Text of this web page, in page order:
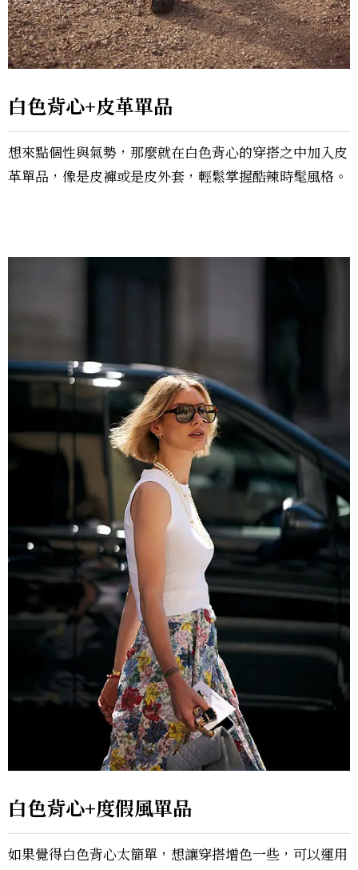
白色背心+皮革單品
想來點個性與氣勢，那麼就在白色背心的穿搭之中加入皮
革單品，像是皮褲或是皮外套，輕鬆掌握酷辣時髦風格。
白色背心+度假風單品
如果覺得白色背心太簡單，想讓穿搭增色一些，可以運用